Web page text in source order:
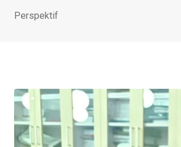
Perspektif